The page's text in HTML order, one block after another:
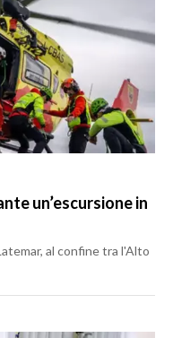
un’escursione in
al confine tra l'Alto